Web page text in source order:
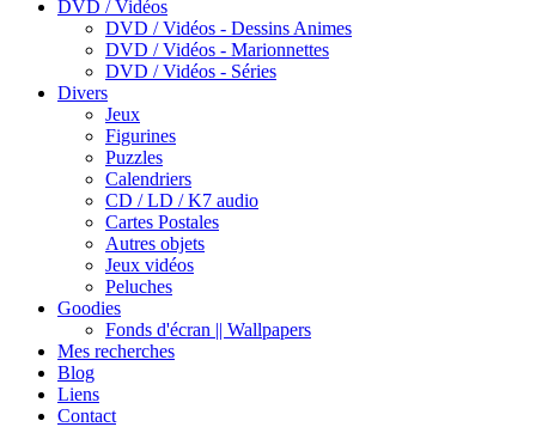
DVD / Vidéos
DVD / Vidéos - Dessins Animes
DVD / Vidéos - Marionnettes
DVD / Vidéos - Séries
Divers
Jeux
Figurines
Puzzles
Calendriers
CD / LD / K7 audio
Cartes Postales
Autres objets
Jeux vidéos
Peluches
Goodies
Fonds d'écran || Wallpapers
Mes recherches
Blog
Liens
Contact